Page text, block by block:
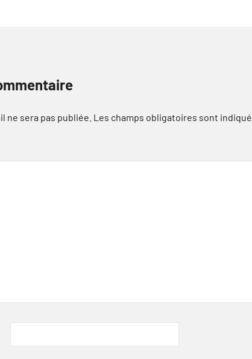
ne sera pas publiée. Les champs obligatoires sont